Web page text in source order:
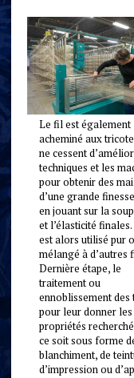
Le fil est également
acheminé aux
ne cessent
techniques et les
pour obtenir des
d’une grande
en jouant sur la
et l’élasticité
est alors utilisé pur
mélangé à d’autres
Dernière étape, le
traitement ou
ennoblissement des
pour leur donner les
propriétés
ce soit sous forme
blanchiment, de
d’impression ou